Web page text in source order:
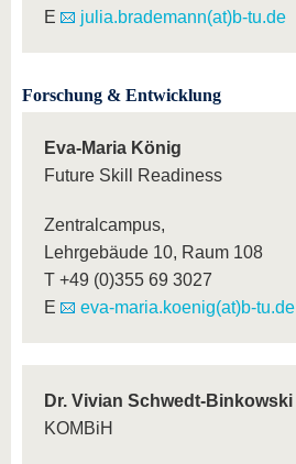
E
julia.brademann(at)b-tu.de
Forschung & Entwicklung
Eva-Maria König
Future Skill Readiness
Zentralcampus,
Lehrgebäude 10, Raum 108
T +49 (0)355 69 3027
E
eva-maria.koenig(at)b-tu.de
Dr. Vivian Schwedt-Binkowski
KOMBiH